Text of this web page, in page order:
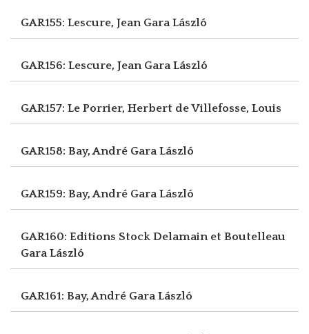
GAR155: Lescure, Jean Gara László
GAR156: Lescure, Jean Gara László
GAR157: Le Porrier, Herbert de Villefosse, Louis
GAR158: Bay, André Gara László
GAR159: Bay, André Gara László
GAR160: Editions Stock Delamain et Boutelleau
Gara László
GAR161: Bay, André Gara László